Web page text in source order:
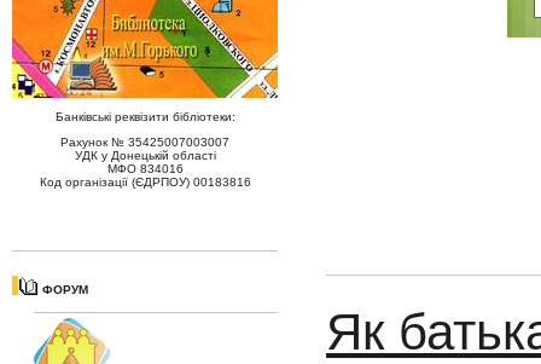
Банківські реквізити бібліотеки:
Рахунок № 35425007003007
УДК у Донецькій області
МФО 834016
Код організації (ЄДРПОУ) 00183816
ФОРУМ
Як